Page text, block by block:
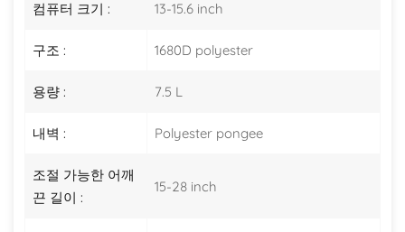
컴퓨터 크기 : 13-15.6 inch
구조 : 1680D polyester
용량 : 7.5 L
내벽 : Polyester pongee
조절 가능한 어깨
끈 길이 :
15-28 inch